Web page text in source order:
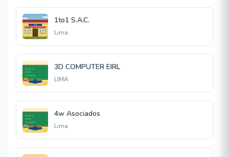
1to1 S.A.C.
Lima
3D COMPUTER EIRL
LIMA
4w Asociados
Lima